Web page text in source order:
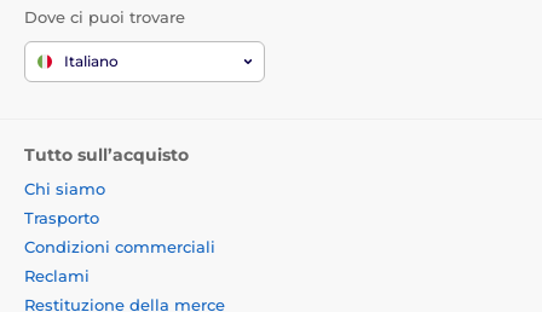
Dove ci puoi trovare
Italiano
Tutto sull’acquisto
Chi siamo
Trasporto
Condizioni commerciali
Reclami
Restituzione della merce